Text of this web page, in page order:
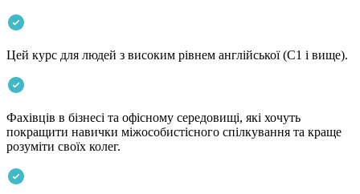
Цей курс для людей з високим рівнем англійської (С1 і вище).
Фахівців в бізнесі та офісному середовищі, які хочуть
покращити навички міжособистісного спілкування та краще
розуміти своїх колег.